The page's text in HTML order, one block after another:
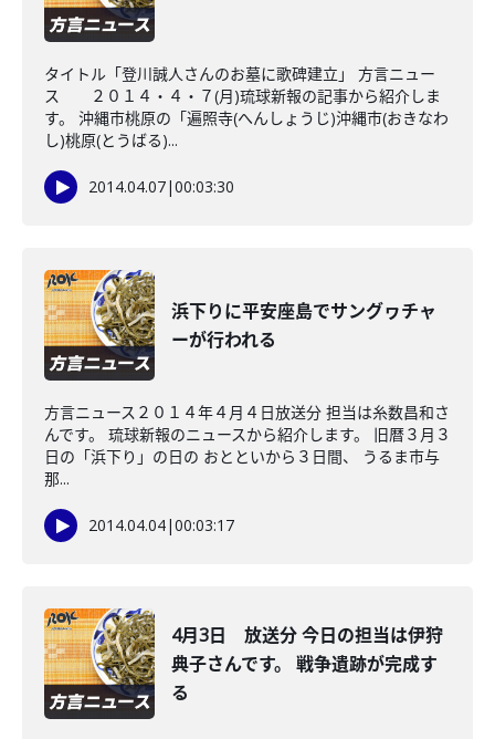
タイトル「登川誠人さんのお墓に歌碑建立」 方言ニュー
ス ２０１４・４・７(月)琉球新報の記事から紹介しま
す。 沖縄市桃原の「遍照寺(へんしょうじ)沖縄市(おきなわ
し)桃原(とうばる)...
2014.04.07|00:03:30
浜下りに平安座島でサングヮチャ
ーが行われる
方言ニュース２０１４年４月４日放送分 担当は糸数昌和さ
んです。 琉球新報のニュースから紹介します。 旧暦３月３
日の「浜下り」の日の おとといから３日間、 うるま市与
那...
2014.04.04|00:03:17
4月3日 放送分 今日の担当は伊狩
典子さんです。 戦争遺跡が完成す
る